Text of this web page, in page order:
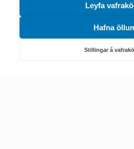
Leyfa
Hafna
Stillingar á
Náttúruverndarstofnun
Veiðimál, friðlýst svæði, landvarsla